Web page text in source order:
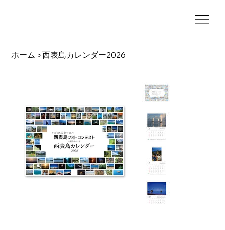
ホーム >西表島カレンダー2026